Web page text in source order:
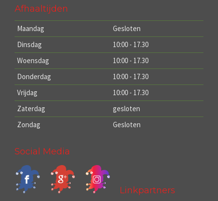
Afhaaltijden
Maandag
Gesloten
Dinsdag
10:00 - 17.30
Woensdag
10:00 - 17.30
Donderdag
10:00 - 17.30
Vrijdag
10:00 - 17.30
Zaterdag
gesloten
Zondag
Gesloten
Social Media
Linkpartners